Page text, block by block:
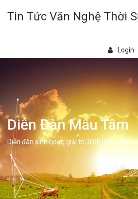
Tin Tức Văn Nghệ Thời
Login
Diễn Đàn Mẫu Tâm
Diễn đàn sinh hoạt, giải trí, bình luân, học